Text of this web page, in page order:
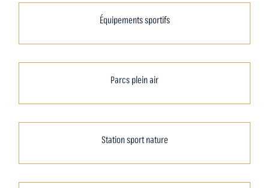
Équipements sportifs
Parcs plein air
Station sport nature